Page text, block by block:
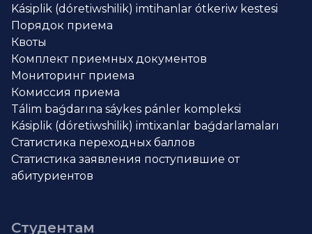
Kásiplik (dóretiwshilik) imtihanlar ótkeriw kestesi
Порядок приема
Квоты
Комплект приемных документов
Мониторинг приема
Комиссия приема
Tálim baǵdarına sáykes pánler kompleksi
Kásiplik (dóretiwshilik) imtixanlar baǵdarlamaları
Статистика переходных баллов
Статистика заявления поступившие от
абитуриентов
Студентам